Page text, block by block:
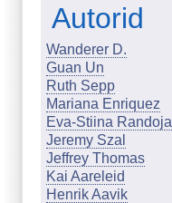
Autorid
Wanderer D.
Guan Un
Ruth Sepp
Mariana Enriquez
Eva-Stiina Randoja
Jeremy Szal
Jeffrey Thomas
Kai Aareleid
Henrik Aavik